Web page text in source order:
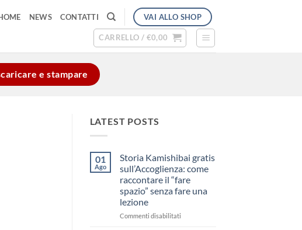
NEWS CONTATTI VAI ALLO SHOP
CARRELLO / €0,00
e stampare
LATEST POSTS
01
Ago
Storia Kamishibai gratis
sull’Accoglienza: come
raccontare il “fare
spazio” senza fare una
lezione
Commenti disabilitatisu